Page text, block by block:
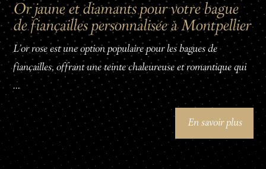
Or jaune et diamants pour votre bague
de fiançailles personnalisée à Montpellier
L'or rose est une option populaire pour les bagues de
fiançailles, offrant une teinte chaleureuse et romantique qui
...
En savoir plus